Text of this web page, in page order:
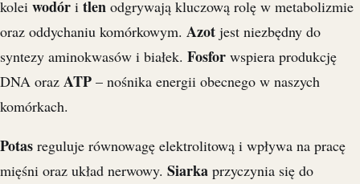
kolei wodór i tlen odgrywają kluczową rolę w metabolizmie
oraz oddychaniu komórkowym. Azot jest niezbędny do
syntezy aminokwasów i białek. Fosfor wspiera produkcję
DNA oraz ATP – nośnika energii obecnego w naszych
komórkach.
Potas reguluje równowagę elektrolitową i wpływa na pracę
mięśni oraz układ nerwowy. Siarka przyczynia się do